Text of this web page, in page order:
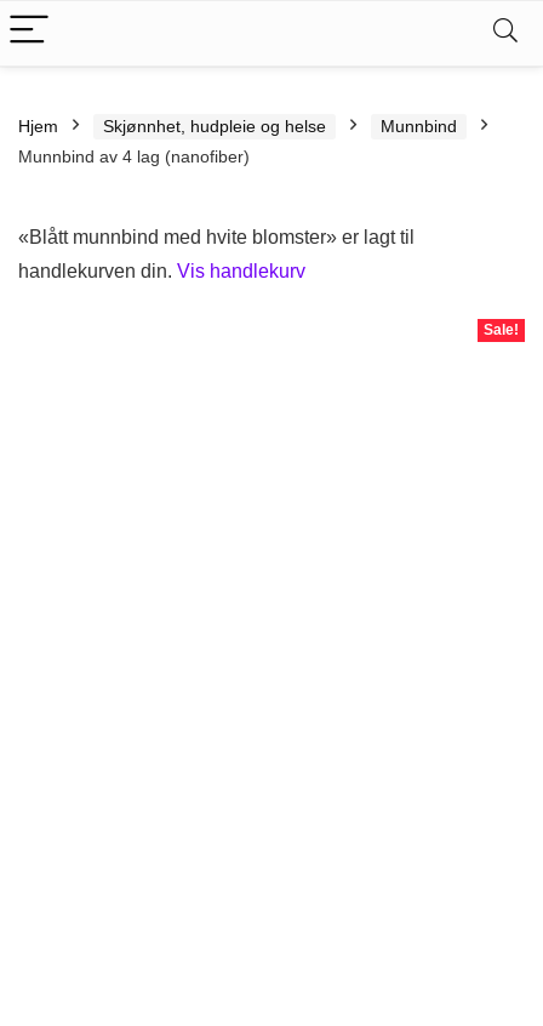
Hjem Skjønnhet, hudpleie og helse
Munnbind
Munnbind av 4 lag (nanofiber)
«Blått munnbind med hvite blomster» er lagt til
handlekurven din. Vis handlekurv
Sale!